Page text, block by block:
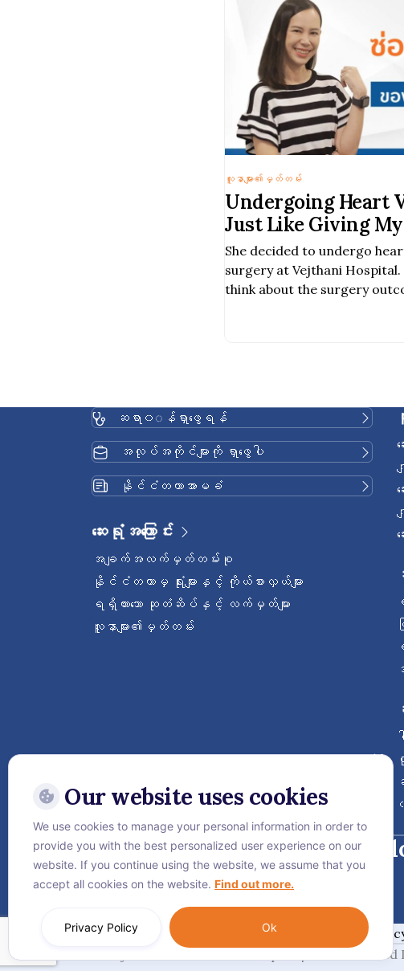
Undergoing Heart
Just Like Giving
Vejthani Hospital
She decided to undergo
surgery at Vejthani Hospital.
think about the surgery
လူနာများ၏မှတ်တမ်း
ဆရာ၀◌န်ရှာဖွေရန်
အလုပ်အကိုင်များကို ရှာဖွေပါ
နိုင်ငံတကာအာမခံ
ဆေးရုံအကြောင်း
အချက်အလက်မှတ်တမ်းစု
နိုင်ငံတကာမှ ရုံးများနှင့် ကိုယ်စားလှယ်များ
ရရှိထားသော ဆုတံဆိပ်နှင့် လက်မှတ်များ
လူနာများ၏မှတ်တမ်း
ဝေ့ဌာနီနိုင်ငံတကာဆေးရုံကြီးကို
အကြောင်းလုံခြုံရေးဆိုင်ရာ စည်းမျဥ်းစည်းကမ်းများ
Cookie
© Vejthani International Hospital | JCI
Our website uses cookies
We use cookies to manage your personal information in order to
provide you with the best personalized user experience on our
website. If you continue using the website, we assume that you
accept all cookies on the website. Find out more.
Ok
Privacy Policy